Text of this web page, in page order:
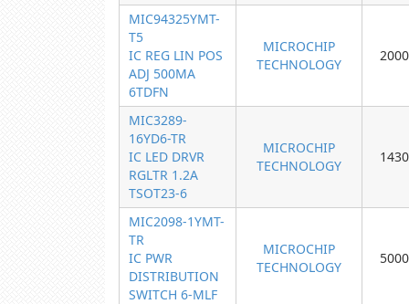
MIC94325YMT-
T5
IC REG LIN POS
ADJ 500MA
6TDFN
MICROCHIP
TECHNOLOGY
2000
MIC3289-
16YD6-TR
IC LED DRVR
RGLTR 1.2A
TSOT23-6
MICROCHIP
TECHNOLOGY
1430
MIC2098-1YMT-
TR
IC PWR
DISTRIBUTION
SWITCH 6-MLF
MICROCHIP
TECHNOLOGY
5000